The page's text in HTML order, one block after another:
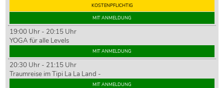
KOSTENPFLICHTIG
MIT ANMELDUNG
19:00 Uhr - 20:15 Uhr
YOGA für alle Levels
MIT ANMELDUNG
20:30 Uhr - 21:15 Uhr
Traumreise im Tipi La La Land -
MIT ANMELDUNG